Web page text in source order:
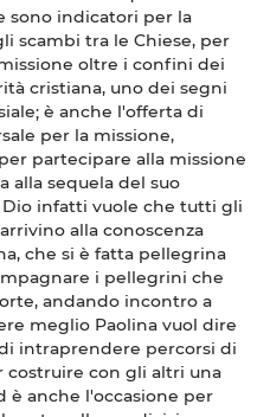
sono indicatori per la
scambi tra le Chiese, per
oltre i confini dei
cristiana, uno dei segni
è anche l'offerta di
per la missione,
partecipare alla missione
alla sequela del suo
infatti vuole che tutti gli
alla conoscenza
che si è fatta pellegrina
i pellegrini che
andando incontro a
meglio Paolina vuol dire
intraprendere percorsi di
costruire con gli altri una
è anche l'occasione per